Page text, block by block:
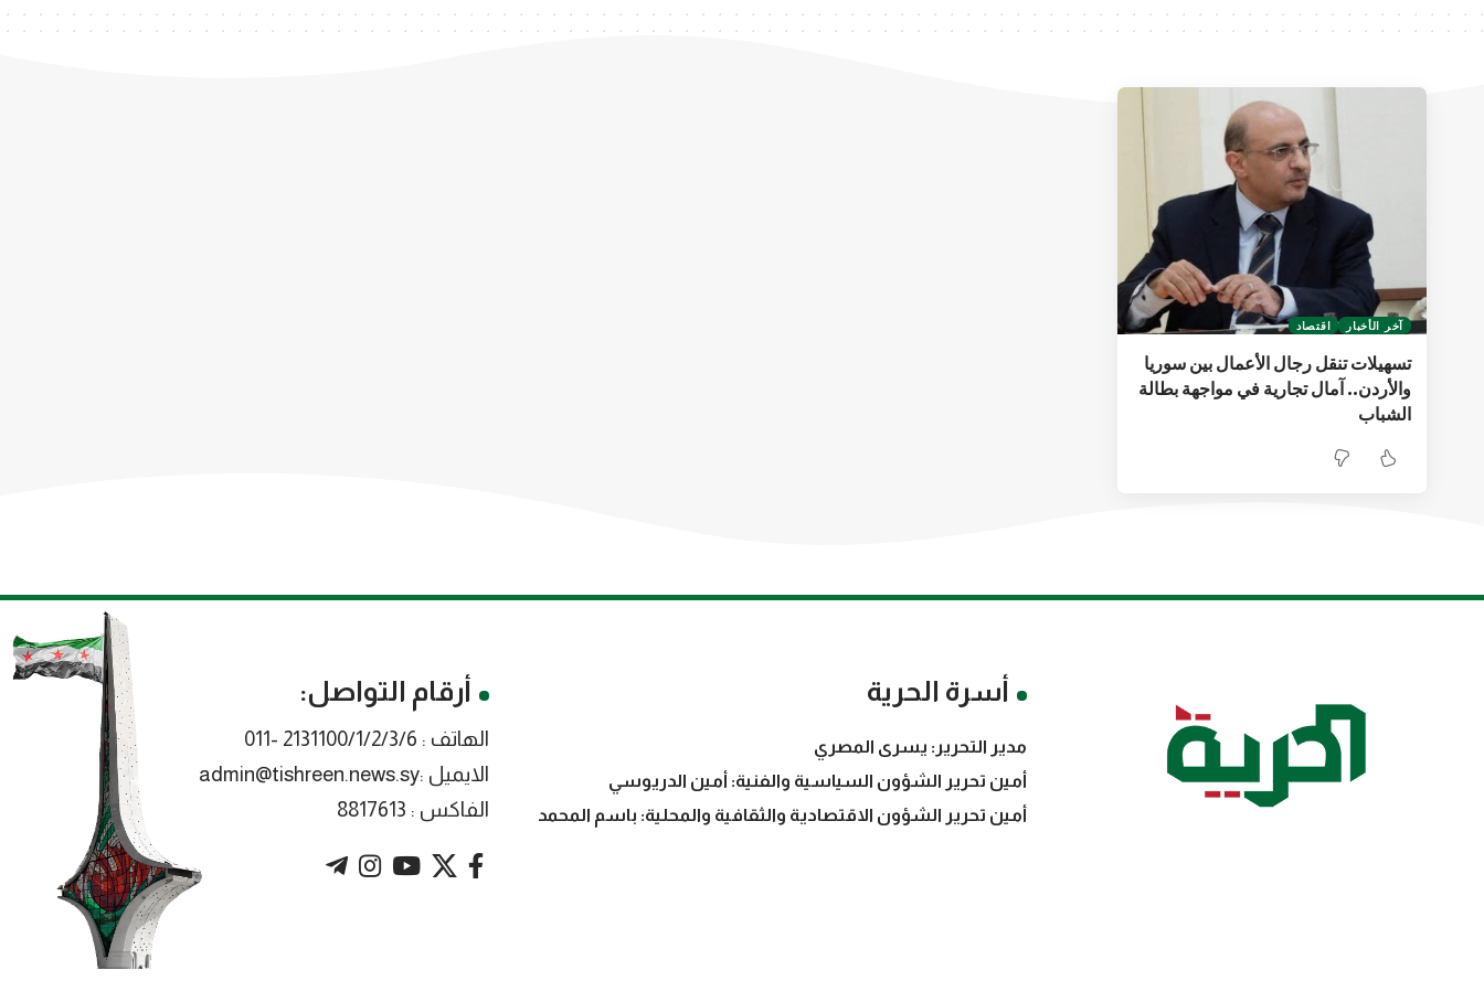
آخر الأخبار اقتصاد
تسهيلات تنقل رجال الأعمال بين سوريا
والأردن.. آمال تجارية في مواجهة بطالة
الشباب
أسرة الحرية
مدير التحرير: يسرى المصري
أمين تحرير الشؤون السياسية والفنية: أمين الدريوسي
أمين تحرير الشؤون الاقتصادية والثقافية والمحلية: باسم المحمد
أرقام التواصل:
الهاتف : 2131100/1/2/3/6 -011
الايميل :admin@tishreen.news.sy
الفاكس : 8817613